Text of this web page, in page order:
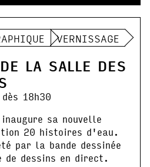
VERNISSAGE
LA SALLE DES
18h30
inaugure sa nouvelle
20 histoires d'eau.
par la bande dessinée
de dessins en direct.